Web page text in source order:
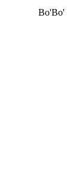
Bo'Bo'